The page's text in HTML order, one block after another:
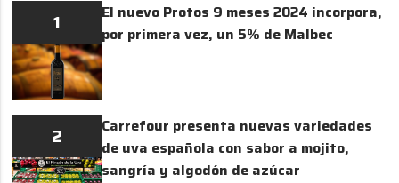
1
El nuevo Protos 9 meses 2024 incorpora,
por primera vez, un 5% de Malbec
2
Carrefour presenta nuevas variedades
de uva española con sabor a mojito,
sangría y algodón de azúcar